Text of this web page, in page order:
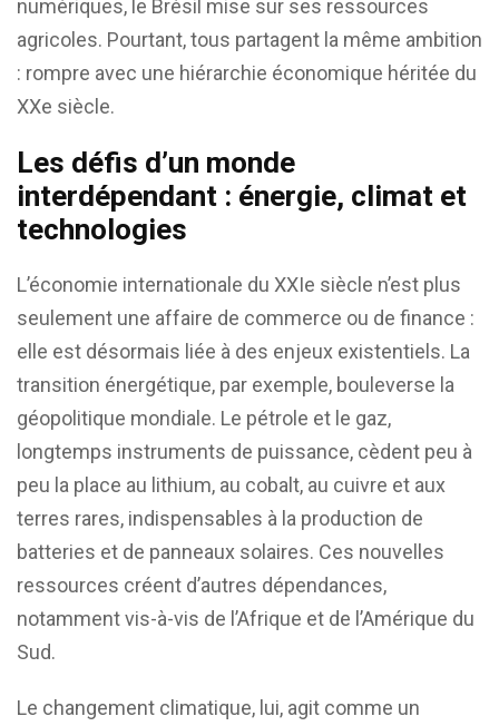
numériques, le Brésil mise sur ses ressources
agricoles. Pourtant, tous partagent la même ambition
: rompre avec une hiérarchie économique héritée du
XXe siècle.
Les défis d’un monde
interdépendant : énergie, climat et
technologies
L’économie internationale du XXIe siècle n’est plus
seulement une affaire de commerce ou de finance :
elle est désormais liée à des enjeux existentiels. La
transition énergétique, par exemple, bouleverse la
géopolitique mondiale. Le pétrole et le gaz,
longtemps instruments de puissance, cèdent peu à
peu la place au lithium, au cobalt, au cuivre et aux
terres rares, indispensables à la production de
batteries et de panneaux solaires. Ces nouvelles
ressources créent d’autres dépendances,
notamment vis-à-vis de l’Afrique et de l’Amérique du
Sud.
Le changement climatique, lui, agit comme un